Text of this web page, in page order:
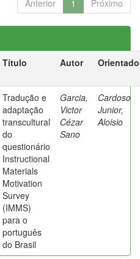
Anterior 1 Próximo
Título Autor
Tradução e
adaptação
transcultural
do
questionário
Instructional
Materials
Motivation
Survey
(IMMS)
para o
português
do Brasil
Garcia,
Victor
Cézar
Sano
Cardoso
Junior,
Aloisio